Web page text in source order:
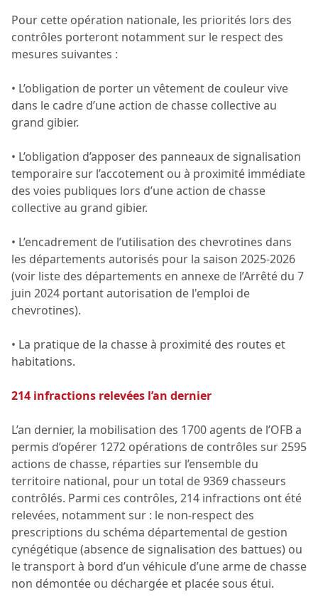
Pour cette opération nationale, les priorités lors des
contrôles porteront notamment sur le respect des
mesures suivantes :
• L’obligation de porter un vêtement de couleur vive
dans le cadre d’une action de chasse collective au
grand gibier.
• L’obligation d’apposer des panneaux de signalisation
temporaire sur l’accotement ou à proximité immédiate
des voies publiques lors d’une action de chasse
collective au grand gibier.
• L’encadrement de l’utilisation des chevrotines dans
les départements autorisés pour la saison 2025-2026
(voir liste des départements en annexe de l’Arrêté du 7
juin 2024 portant autorisation de l'emploi de
chevrotines).
• La pratique de la chasse à proximité des routes et
habitations.
214 infractions relevées l’an dernier
L’an dernier, la mobilisation des 1700 agents de l’OFB a
permis d’opérer 1272 opérations de contrôles sur 2595
actions de chasse, réparties sur l’ensemble du
territoire national, pour un total de 9369 chasseurs
contrôlés. Parmi ces contrôles, 214 infractions ont été
relevées, notamment sur : le non-respect des
prescriptions du schéma départemental de gestion
cynégétique (absence de signalisation des battues) ou
le transport à bord d’un véhicule d’une arme de chasse
non démontée ou déchargée et placée sous étui.